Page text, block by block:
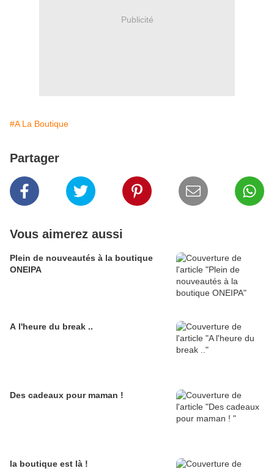
Publicité
#A La Boutique
Partager
Vous aimerez aussi
Plein de nouveautés à la boutique
ONEIPA
A l'heure du break ..
Des cadeaux pour maman !
la boutique est là !